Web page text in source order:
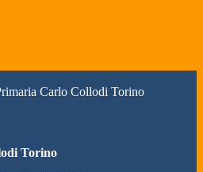
Carlo Collodi Torino
Torino